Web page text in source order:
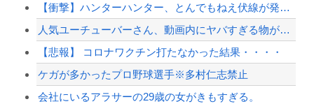
【衝撃】ハンターハンター、とんでもねえ伏線が発掘される。クルタ族の虐殺犯人がツェ...
人気ユーチューバーさん、動画内にヤバすぎる物が映ってるのがバレて騒然ｗｗｗｗｗ
【悲報】 コロナワクチン打たなかった結果・・・・
ケガが多かったプロ野球選手※多村仁志禁止
会社にいるアラサーの29歳の女がきもすぎる。